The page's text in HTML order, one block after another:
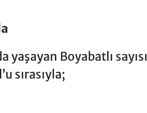
Boyabatlı sayısı
sırasıyla;